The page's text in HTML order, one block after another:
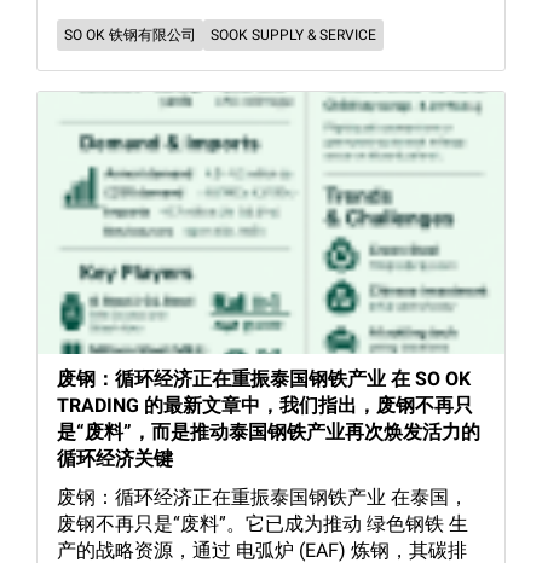
SO OK 铁钢有限公司 SOOK SUPPLY & SERVICE
废钢：循环经济正在重振泰国钢铁产业 在 SO OK
TRADING 的最新文章中，我们指出，废钢不再只
是“废料”，而是推动泰国钢铁产业再次焕发活力的
循环经济关键
废钢：循环经济正在重振泰国钢铁产业 在泰国，
废钢不再只是“废料”。它已成为推动 绿色钢铁 生
产的战略资源，通过 电弧炉 (EAF) 炼钢，其碳排